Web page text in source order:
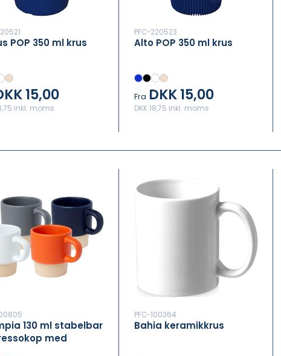
POP 350 ml krus
15,00
inkl. moms
PFC-220523
Alto POP 350 ml krus
Fra DKK 15,00
DKK 18,75 inkl. moms
130 ml stabelbar
med
PFC-100364
Bahia keramikkrus